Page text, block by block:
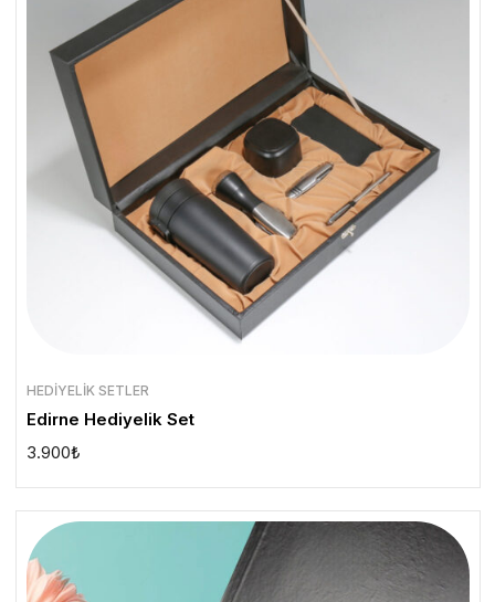
HEDIYELIK SETLER
Edirne Hediyelik Set
3.900₺